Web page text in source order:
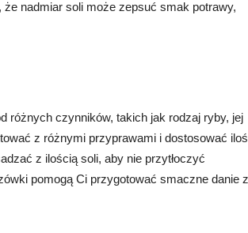
nadmiar soli może zepsuć smak potrawy,
różnych czynników, takich jak rodzaj ryby, jej
z różnymi przyprawami i dostosować
z ilością soli, aby nie przytłoczyć
pomogą Ci przygotować smaczne danie z